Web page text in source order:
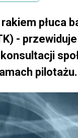
płuca
-
pilotażu.